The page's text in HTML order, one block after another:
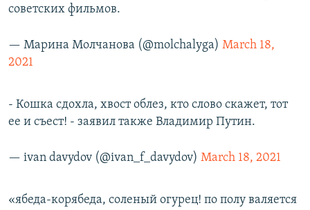
советских фильмов.
— Марина Молчанова (@molchalyga) March 18,
2021
- Кошка сдохла, хвост облез, кто слово скажет, тот
ее и съест! - заявил также Владимир Путин.
— ivan davydov (@ivan_f_davydov) March 18, 2021
«ябеда-корябеда, соленый огурец! по полу валяется